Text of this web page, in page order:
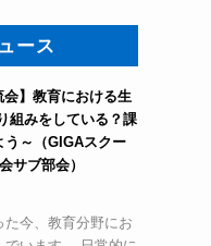
ース
】教育における生
組みをしている？課
う～（GIGAスクー
サブ部会）
今、教育分野にお